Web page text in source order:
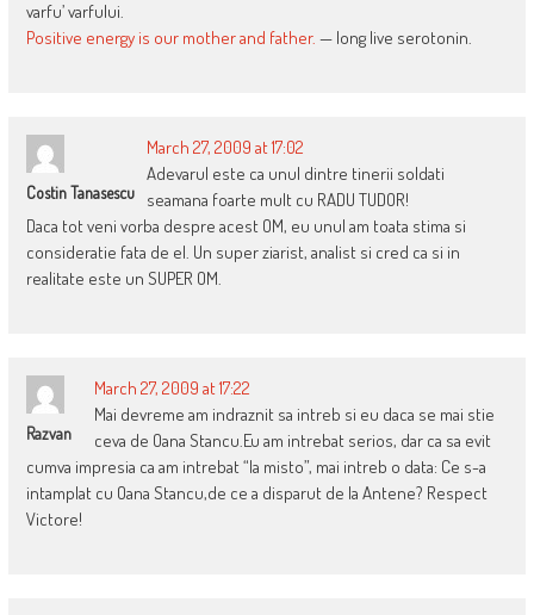
varfu’ varfului.
Positive energy is our mother and father. — long live serotonin.
Costin Tanasescu
March 27, 2009 at 17:02
Adevarul este ca unul dintre tinerii soldati
seamana foarte mult cu RADU TUDOR!
Daca tot veni vorba despre acest OM, eu unul am toata stima si
consideratie fata de el. Un super ziarist, analist si cred ca si in
realitate este un SUPER OM.
Razvan
March 27, 2009 at 17:22
Mai devreme am indraznit sa intreb si eu daca se mai stie
ceva de Oana Stancu.Eu am intrebat serios, dar ca sa evit
cumva impresia ca am intrebat “la misto”, mai intreb o data: Ce s-a
intamplat cu Oana Stancu,de ce a disparut de la Antene? Respect
Victore!